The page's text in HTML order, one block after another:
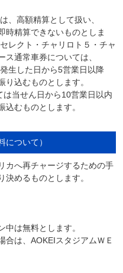
、高額精算として扱い、
時精算できないものとしま
レクト・チャリロト５・チャ
ス通常車券については、
生した日から5営業日以降
込むものとします。
当せん日から10営業日以内
むものとします。
ついて）
カへ再チャージするための手
めるものとします。
は無料とします。
合は、AOKEIスタジアムＷＥ